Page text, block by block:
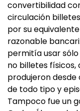
convertibilidad
circulación
por su
razonable
permitía usar
no billetes físicos,
produjeron desde
de todo tipo y
Tampoco fue un